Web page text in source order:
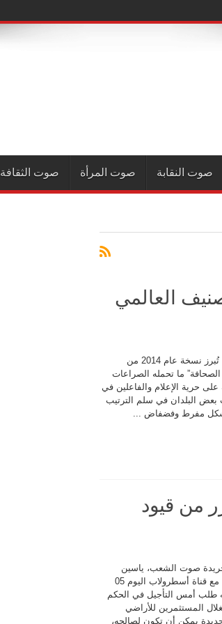
صوت النقابة صوت المرأة صوت الثقافة
نسخة 2014 من التصنيف العالمي
لتنزيل الترتيب كاملا هنا تُبرز نسخة عام 2014 من
ما تحمله الصراعات
حرية الإعلام والفاعلين في
بعض البلدان في سلم الترتيب
مفرط وفضفاض ...
من قيود
صوت الشعب، ياسين
النابلي في اتصال هاتفي مع قناة أسطرولاب اليوم 05
أن محاميه طلب أمس التأجيل في الحكم
المستثمرين للأراضي
يمكن أن تكون لصالحه،